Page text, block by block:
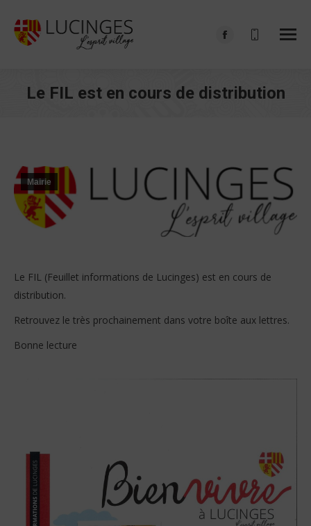
Facebook
in
Le FIL est en cours de distribution
Mairie
Le FIL (Feuillet informations de Lucinges) est en cours de
distribution.
Retrouvez le très prochainement dans votre boîte aux lettres.
Bonne lecture